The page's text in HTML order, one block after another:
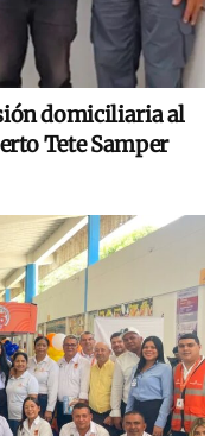
domiciliaria al
Tete Samper